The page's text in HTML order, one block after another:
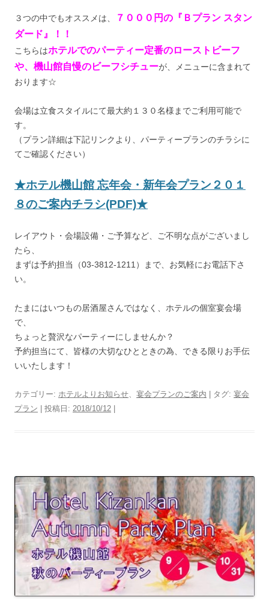
３つの中でもオススメは、
７０００円の『Ｂプラン スタン
ダード』！！
こちらはホテルでのパーティー定番のローストビーフ
や、機山館自慢のビーフシチューが、メニューに含まれて
おります☆
会場は立食スタイルにて最大約１３０名様までご利用可能で
す。
（プラン詳細は下記リンクより、パーティープランのチラシに
てご確認ください）
★ホテル機山館 忘年会・新年会プラン２０１
８のご案内チラシ(PDF)★
レイアウト・会場設備・ご予算など、ご不明な点がございまし
たら、
まずは予約担当（03-3812-1211）まで、お気軽にお電話下さ
い。
たまにはいつもの居酒屋さんではなく、ホテルの個室宴会場
で、
ちょっと贅沢なパーティーにしませんか？
予約担当にて、皆様の大切なひとときの為、できる限りお手伝
いいたします！
カテゴリー: ホテルよりお知らせ 宴会プランのご案内 | タグ: 宴会
プラン | 投稿日: 2018/10/12